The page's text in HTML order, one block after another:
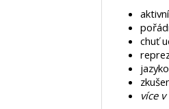
chuť
více